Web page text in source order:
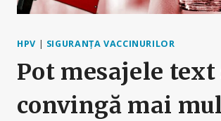
HPV | SIGURANȚA VACCINURILOR
Pot mesajele text
convingă mai